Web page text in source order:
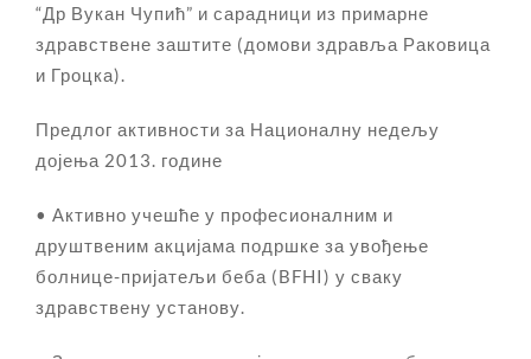
“Др Вукан Чупић” и сарадници из примарне
здравствене заштите (домови здравља Раковица
и Гроцка).
Предлог активности за Националну недељу
дојења 2013. године
• Активно учешће у професионалним и
друштвеним акцијама подршке за увођење
болнице-пријатељи беба (BFHI) у сваку
здравствену установу.